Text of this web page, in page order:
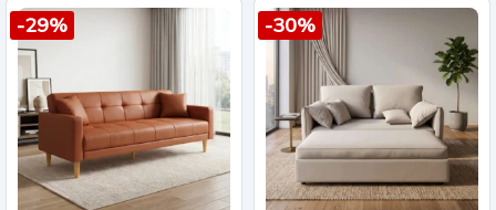
-29% -30%